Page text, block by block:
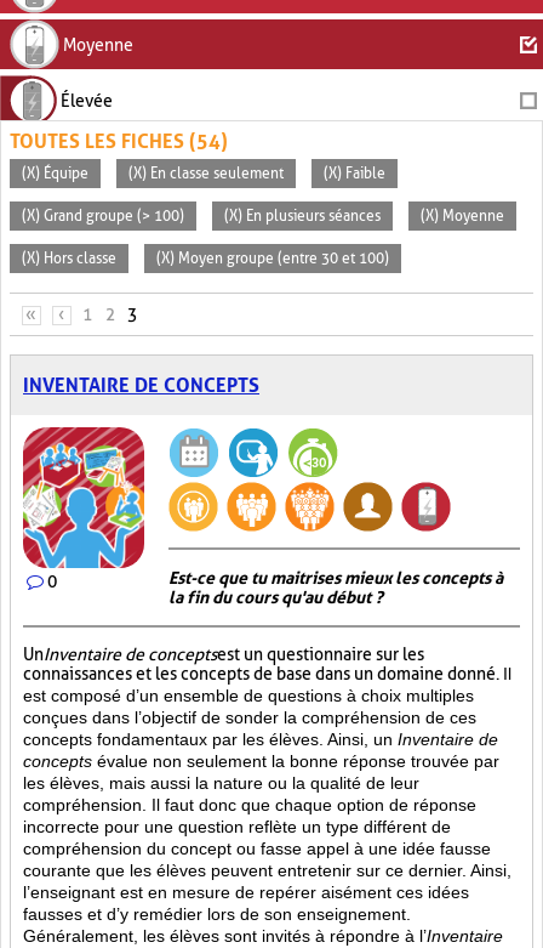
Moyenne
Élevée
TOUTES LES FICHES (54)
(X) Équipe (X) En classe seulement (X) Faible
(X) Grand groupe (> 100) (X) En plusieurs séances (X) Moyenne
(X) Hors classe (X) Moyen groupe (entre 30 et 100)
PAGES
« ‹ 1 2 3
INVENTAIRE DE CONCEPTS
0
Est-ce que tu maitrises mieux les concepts à
la fin du cours qu'au début ?
UnInventaire de conceptsest un questionnaire sur les
connaissances et les concepts de base dans un domaine donné. Il
est composé d’un ensemble de questions à choix multiples
conçues dans l’objectif de sonder la compréhension de ces
concepts fondamentaux par les élèves. Ainsi, un Inventaire de
concepts évalue non seulement la bonne réponse trouvée par
les élèves, mais aussi la nature ou la qualité de leur
compréhension. Il faut donc que chaque option de réponse
incorrecte pour une question reflète un type différent de
compréhension du concept ou fasse appel à une idée fausse
courante que les élèves peuvent entretenir sur ce dernier. Ainsi,
l’enseignant est en mesure de repérer aisément ces idées
fausses et d’y remédier lors de son enseignement.
Généralement, les élèves sont invités à répondre à l’Inventaire